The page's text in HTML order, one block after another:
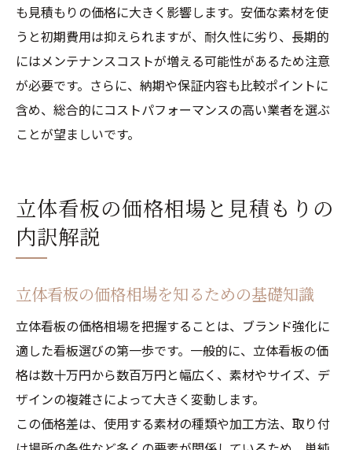
も見積もりの価格に大きく影響します。安価な素材を使
うと初期費用は抑えられますが、耐久性に劣り、長期的
にはメンテナンスコストが増える可能性があるため注意
が必要です。さらに、納期や保証内容も比較ポイントに
含め、総合的にコストパフォーマンスの高い業者を選ぶ
ことが望ましいです。
立体看板の価格相場と見積もりの
内訳解説
立体看板の価格相場を知るための基礎知識
立体看板の価格相場を把握することは、ブランド強化に
適した看板選びの第一歩です。一般的に、立体看板の価
格は数十万円から数百万円と幅広く、素材やサイズ、デ
ザインの複雑さによって大きく変動します。
この価格差は、使用する素材の種類や加工方法、取り付